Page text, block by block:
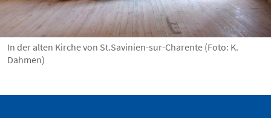
In der alten Kirche von St.Savinien-sur-Charente (Foto: K.
Dahmen)